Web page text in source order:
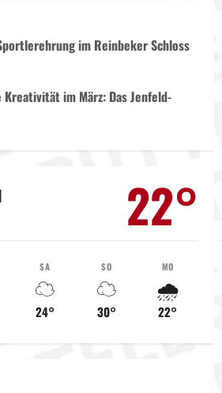
im Reinbeker Schloss
im März: Das Jenfeld-
22°
SA
☁️
24°
SO
☁️
30°
MO
🌧️
22°